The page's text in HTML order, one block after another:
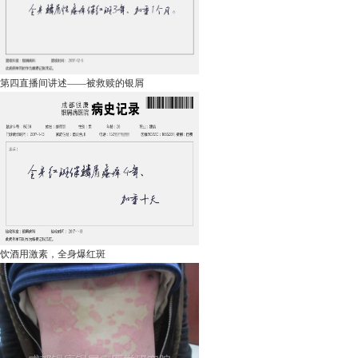
第四直播间讲述——被救赎的银屑
饮酒用激素，全身爆红斑